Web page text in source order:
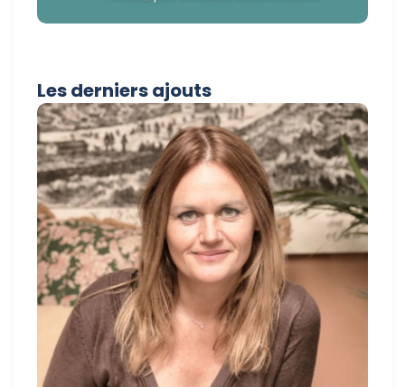
Les derniers ajouts